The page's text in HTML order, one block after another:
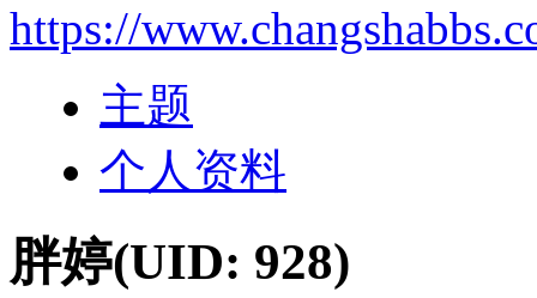
https://
主题
个人资料
胖婷(UID: 928)